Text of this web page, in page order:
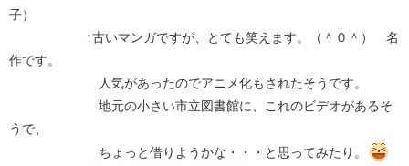
子）
↑古いマンガですが、とても笑えます。（＾０＾） 名
作です。
人気があったのでアニメ化もされたそうです。
地元の小さい市立図書館に、これのビデオがあるそ
うで、
ちょっと借りようかな・・・と思ってみたり。